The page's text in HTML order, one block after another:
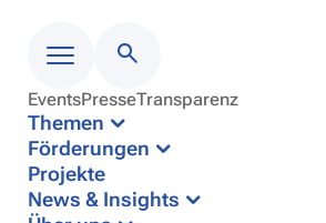
Menü
EventsPresseTransparenz
Themen
Förderungen
Projekte
News & Insights